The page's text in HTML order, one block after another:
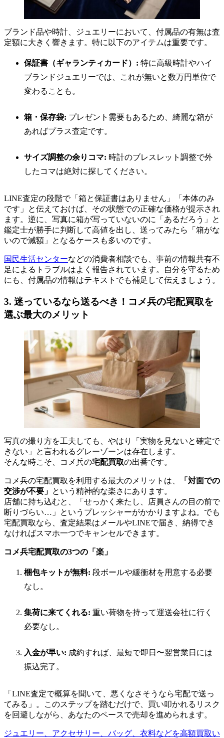
ブランド品や時計、ジュエリーにおいて、付属品の有無は査
定額に大きく響きます。特に以下のアイテムは重要です。
保証書（ギャランティカード）: 特に高級時計やハイ
ブランドジュエリーでは、これが無いと数万円単位で
変わることも。
箱・保存袋: プレゼント需要もあるため、綺麗な箱が
あればプラス査定です。
サイズ調整の余りコマ: 時計のブレスレット調整で外
したコマは絶対に探してください。
LINE査定の段階で「箱と保証書はありません」「本体のみ
です」と伝えておけば、その状態での正確な価格が提示され
ます。逆に、写真に箱が写っていないのに「あるだろう」と
鑑定士が勝手に判断して高値を出し、送ってみたら「箱がな
いので減額」となるケースも多いのです。
国民生活センターなどの消費者相談でも、事前の情報共有不
足によるトラブルはよく報告されています。自分を守るため
にも、付属品の情報はテキストでも補足して伝えましょう。
3. 迷っているなら送るべき！コメ兵の宅配買取を
選ぶ最大のメリット
写真の撮り方を工夫しても、やはり「実物を見ないと確定で
きない」と言われるグレーゾーンは存在します。
そんな時こそ、コメ兵の宅配買取の出番です。
コメ兵の宅配買取を利用する最大のメリットは、
「対面での
交渉が不要」 という精神的な楽さにあります。
店舗に持ち込むと、「せっかく来たし、店員さんの目の前で
断りづらい…」というプレッシャーがかかりますよね。でも
宅配買取なら、査定結果はメールやLINEで届き、納得でき
なければスマホ一つでキャンセルできます。
コメ兵宅配買取の3つの「楽」
梱包キットが無料: 段ボールや緩衝材を用意する必要
なし。
集荷に来てくれる: 重い荷物を持って運送会社に行く
必要なし。
入金が早い: 成約すれば、最短で即日〜翌営業日には
振込完了。
「LINE査定で概算を聞いて、悪くなさそうなら宅配で送っ
てみる」。このステップを踏むだけで、買い叩かれるリスク
を回避しながら、あなたのペースで売却を進められます。
ジュエリー、アクセサリー、バッグ、衣料などを高額買取い